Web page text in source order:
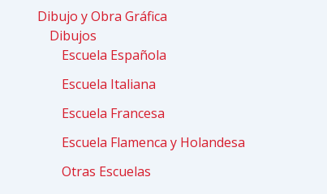
Dibujo y Obra Gráfica
Dibujos
Escuela Española
Escuela Italiana
Escuela Francesa
Escuela Flamenca y Holandesa
Otras Escuelas